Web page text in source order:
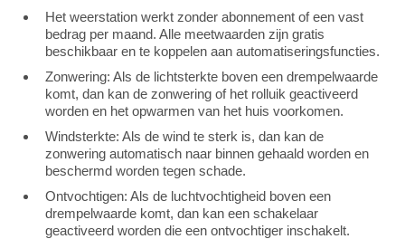
Het weerstation werkt zonder abonnement of een vast
bedrag per maand. Alle meetwaarden zijn gratis
beschikbaar en te koppelen aan automatiseringsfuncties.
Zonwering: Als de lichtsterkte boven een drempelwaarde
komt, dan kan de zonwering of het rolluik geactiveerd
worden en het opwarmen van het huis voorkomen.
Windsterkte: Als de wind te sterk is, dan kan de
zonwering automatisch naar binnen gehaald worden en
beschermd worden tegen schade.
Ontvochtigen: Als de luchtvochtigheid boven een
drempelwaarde komt, dan kan een schakelaar
geactiveerd worden die een ontvochtiger inschakelt.